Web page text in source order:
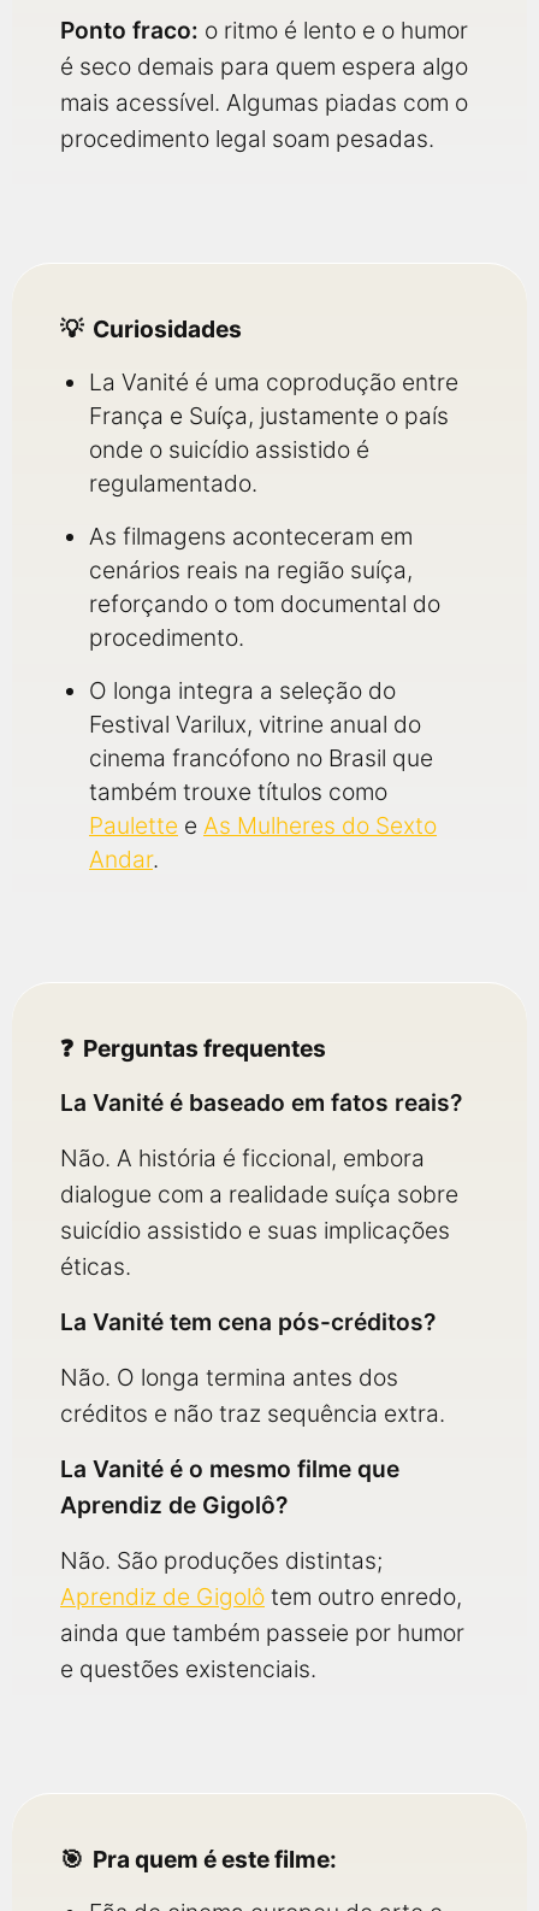
Ponto fraco: o ritmo é lento e o humor
é seco demais para quem espera algo
mais acessível. Algumas piadas com o
procedimento legal soam pesadas.
Curiosidades
La Vanité é uma coprodução entre
França e Suíça, justamente o país
onde o suicídio assistido é
regulamentado.
As filmagens aconteceram em
cenários reais na região suíça,
reforçando o tom documental do
procedimento.
O longa integra a seleção do
Festival Varilux, vitrine anual do
cinema francófono no Brasil que
também trouxe títulos como
Paulette e As Mulheres do Sexto
Andar.
Perguntas frequentes
La Vanité é baseado em fatos reais?
Não. A história é ficcional, embora
dialogue com a realidade suíça sobre
suicídio assistido e suas implicações
éticas.
La Vanité tem cena pós-créditos?
Não. O longa termina antes dos
créditos e não traz sequência extra.
La Vanité é o mesmo filme que
Aprendiz de Gigolô?
Não. São produções distintas;
Aprendiz de Gigolô tem outro enredo,
ainda que também passeie por humor
e questões existenciais.
Pra quem é este filme: